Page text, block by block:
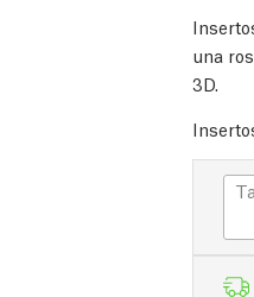
una
3D.